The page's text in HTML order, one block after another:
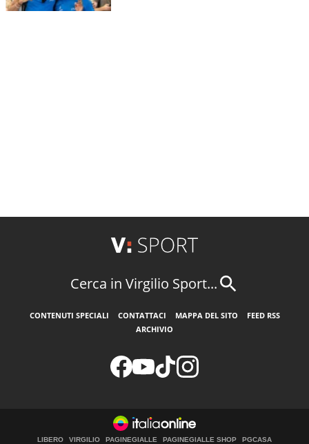
Cerca in Virgilio Sport...
CONTENUTI SPECIALI CONTATTACI MAPPA DEL SITO
FEED RSS
ARCHIVIO
LIBERO VIRGILIO PAGINEGIALLE PAGINEGIALLE SHOP PGCASA